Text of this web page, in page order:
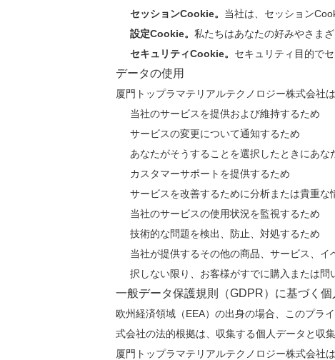
セッションCookie。 当社は、セッション
設定Cookie。 私たちはあなたの好みやさま
セキュリティCookie。 セキュリティ目的で
データの使用
厦門トップラマテリアルテクノロジー株式会社
当社のサービスを提供および維持するため
サービスの変更について通知するため
あなたがそうすることを選択したときにあ
カスタマーサポートを提供するため
サービスを改善するために分析または貴重な
当社のサービスの使用状況を監視するため
技術的な問題を検出、防止、対処するため
当社が提供するその他の商品、サービス、
択しない限り、お客様がすでに購入または問
一般データ保護規則（GDPR）に基づく
欧州経済領域（EEA）の出身の場合、このプラ
式会社の法的根拠は、収集する個人データと収
厦門トップラマテリアルテクノロジー株式会社